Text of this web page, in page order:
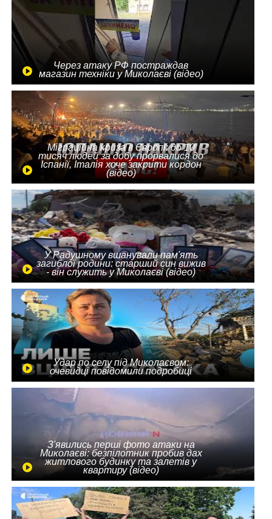
Через атаку РФ постраждав
магазин техніки у Миколаєві (відео)
Міграційна криза в Європі: до 10
тисяч людей за добу прорвалися до
Іспанії, Італія хоче закрити кордон
(відео)
У Радушному вшанували пам'ять
загиблої родини: старший син вижив
- він служить у Миколаєві (відео)
Удар по селу під Миколаєвом:
очевидці повідомили подробиці
З'явились перші фото атаки на
Миколаєві: безпілотник пробив дах
житлового будинку та залетів у
квартиру (відео)